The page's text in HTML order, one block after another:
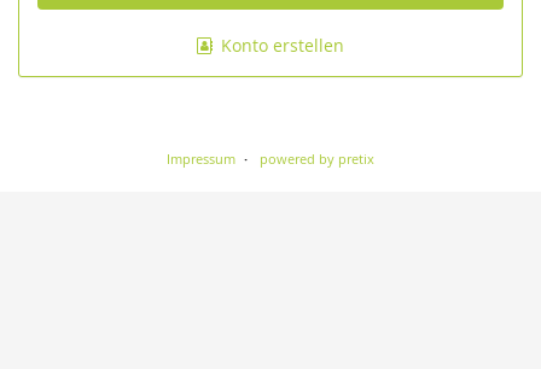
Konto erstellen
Impressum powered by pretix